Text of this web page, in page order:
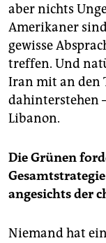
aber nichts
Amerikaner
gewisse
treffen. Und
Iran mit an den
dahinterstehen
Libanon.
Die Grünen
angesichts der
Niemand hat